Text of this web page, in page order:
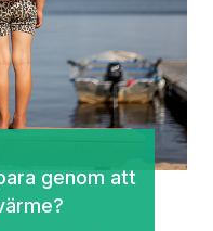
genom att